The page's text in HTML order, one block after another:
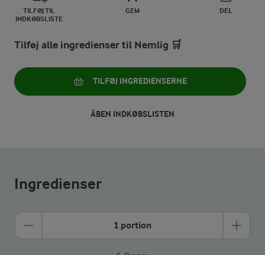
TILFØJ TIL
INDKØBSLISTE
GEM DEL
Tilføj alle ingredienser til Nemlig 🛒
TILFØJ INGREDIENSERNE
ÅBEN INDKØBSLISTEN
Ingredienser
1 portion